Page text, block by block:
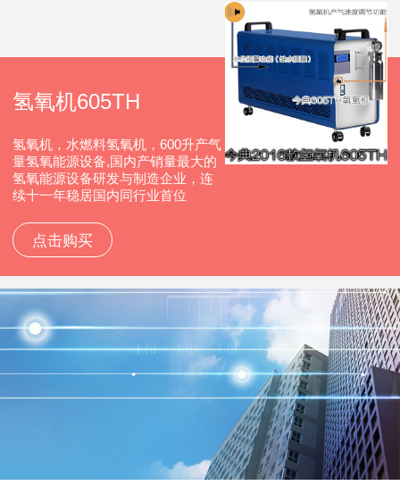
氢氧机605TH
氢氧机，水燃料氢氧机，600升产气
量氢氧能源设备,国内产销量最大的
氢氧能源设备研发与制造企业，连
续十一年稳居国内同行业首位
点击购买